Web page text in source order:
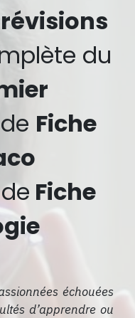
du
Fiche
Fiche
échouées
d’apprendre ou